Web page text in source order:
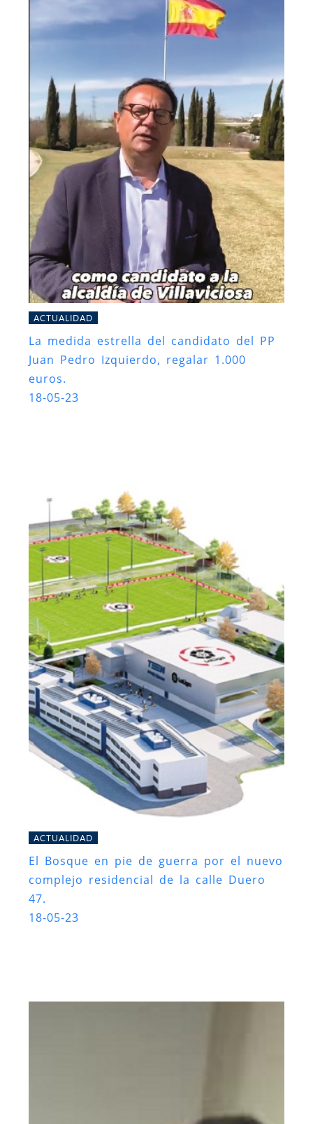
ACTUALIDAD
La medida estrella del candidato del PP
Juan Pedro Izquierdo, regalar 1.000
euros.
18-05-23
ACTUALIDAD
El Bosque en pie de guerra por el nuevo
complejo residencial de la calle Duero
47.
18-05-23